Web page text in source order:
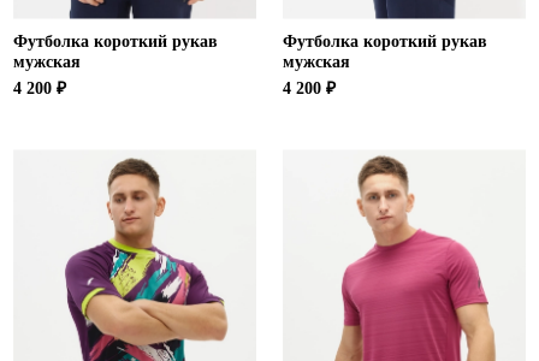
Футболка короткий рукав
мужская
4 200 ₽
Футболка короткий рукав
мужская
4 200 ₽